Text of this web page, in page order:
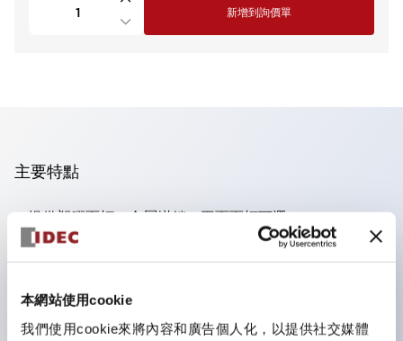
本網站使用cookie
我們使用cookie來將內容和廣告個人化，以提供社交媒體
新增到詢價單
主要特點
提供塑膠面框、金屬掛鎖、平面面框可選，
面板後深度僅47.7毫米，適用最多4個接點（XN1E），
直接開啟動作（IEC60947-5-5, 5.2, IEC60947-5-1, 附
錄K），